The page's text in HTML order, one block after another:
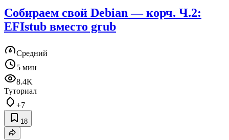
Собираем свой Debian — корч. Ч.2:
EFIstub вместо grub
Средний
5 мин
8.4K
Туториал
+7
18